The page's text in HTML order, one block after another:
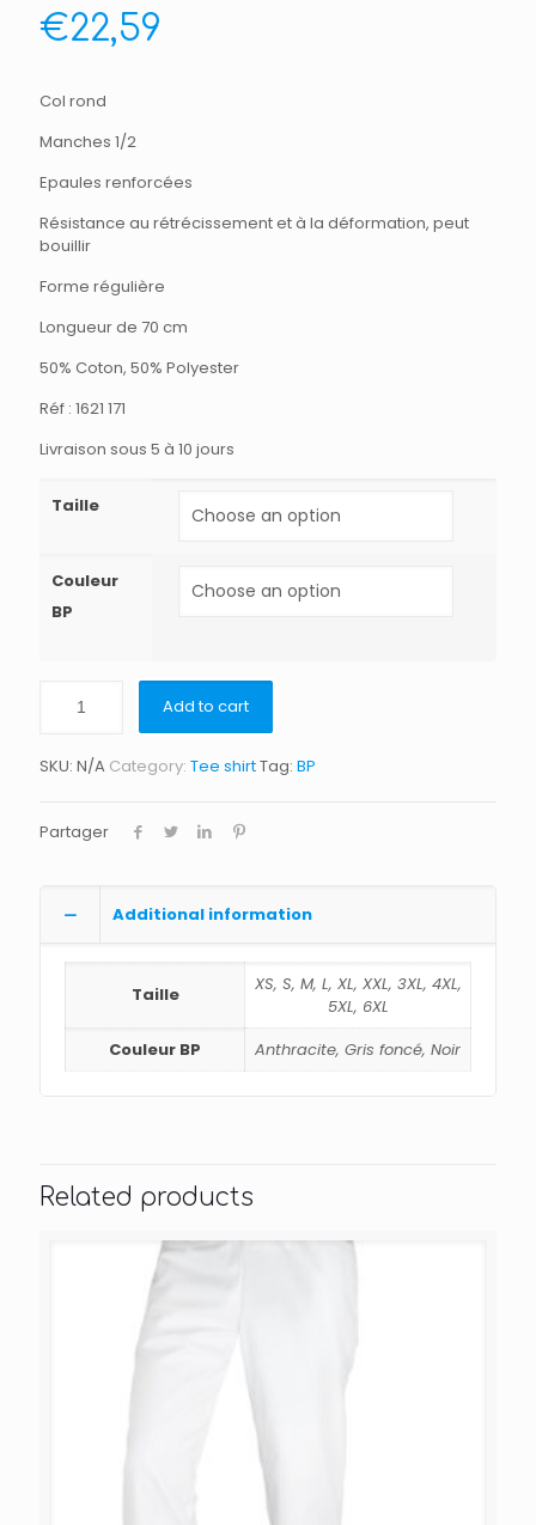
€22,59
Col rond
Manches 1/2
Epaules renforcées
Résistance au rétrécissement et à la déformation, peut
bouillir
Forme régulière
Longueur de 70 cm
50% Coton, 50% Polyester
Réf : 1621 171
Livraison sous 5 à 10 jours
Taille
Couleur
BP
Add to cart
SKU: N/A Category: Tee shirtTag: BP
Partager
Additional information
Taille
XS, S, M, L, XL, XXL, 3XL, 4XL,
5XL, 6XL
Couleur BP
Anthracite, Gris foncé, Noir
Related products